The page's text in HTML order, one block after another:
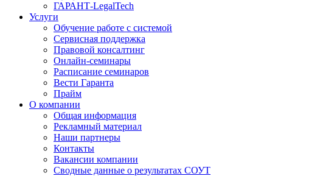
ГАРАНТ-LegalTech
Услуги
Обучение работе с системой
Сервисная поддержка
Правовой консалтинг
Онлайн-семинары
Расписание семинаров
Вести Гаранта
Прайм
О компании
Общая информация
Рекламный материал
Наши партнеры
Контакты
Вакансии компании
Сводные данные о результатах СОУТ